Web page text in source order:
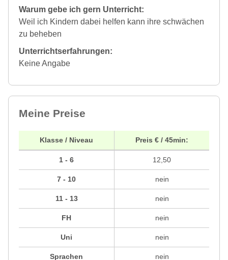
Warum gebe ich gern Unterricht:
Weil ich Kindern dabei helfen kann ihre schwächen
zu beheben
Unterrichtserfahrungen:
Keine Angabe
Meine Preise
Klasse / Niveau
1 - 6
7 - 10
11 - 13
FH
Uni
Sprachen
Preis € / 45min:
12,50
nein
nein
nein
nein
nein